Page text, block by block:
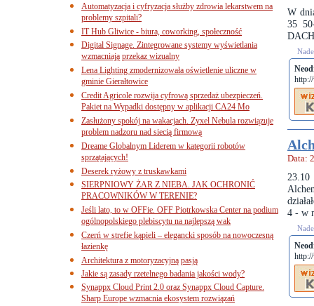
W
35
Data:
23.10
4 - w
Automatyzacja i cyfryzacja służby zdrowia lekarstwem na
problemy szpitali?
IT Hub Gliwice - biura, coworking, społeczność
Digital Signage. Zintegrowane systemy wyświetlania
wzmacniają przekaz wizualny
Lena Lighting zmodernizowała oświetlenie uliczne w
gminie Gierałtowice
Credit Agricole rozwija cyfrową sprzedaż ubezpieczeń.
Pakiet na Wypadki dostępny w aplikacji CA24 Mo
Zasłużony spokój na wakacjach. Zyxel Nebula rozwiązuje
problem nadzoru nad siecią firmową
Dreame Globalnym Liderem w kategorii robotów
sprzątających!
Deserek ryżowy z truskawkami
SIERPNIOWY ŻAR Z NIEBA. JAK OCHRONIĆ
PRACOWNIKÓW W TERENIE?
Jeśli lato, to w OFFie. OFF Piotrkowska Center na podium
ogólnopolskiego plebiscytu na najlepszą wak
Czerń w strefie kąpieli – elegancki sposób na nowoczesną
łazienkę
Architektura z motoryzacyjną pasją
Jakie są zasady rzetelnego badania jakości wody?
Synappx Cloud Print 2.0 oraz Synappx Cloud Capture.
Sharp Europe wzmacnia ekosystem rozwiązań